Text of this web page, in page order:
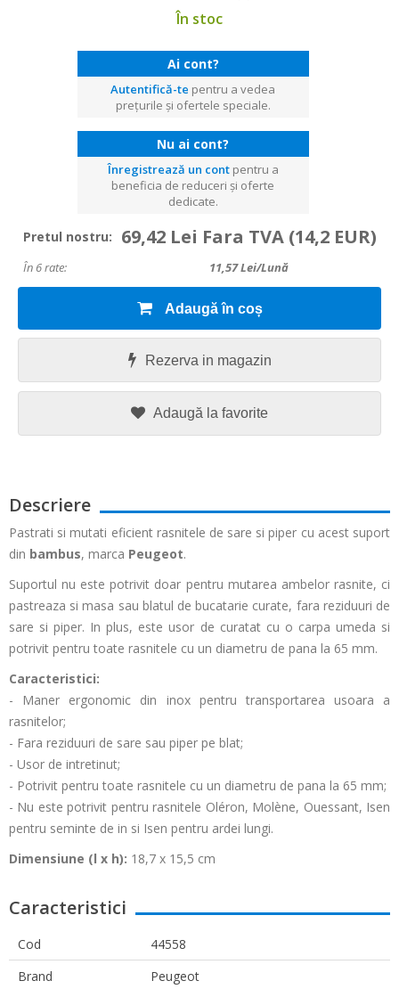
În stoc
Ai cont?
Autentifică-te pentru a vedea
prețurile și ofertele speciale.
Nu ai cont?
Înregistrează un contpentru a
beneficia de reduceri și oferte
dedicate.
Pretul nostru: 69,42 Lei Fara TVA (14,2 EUR)
În 6 rate: 11,57Lei/lună
Adaugă în coș
Rezerva in magazin
Adaugă la favorite
Descriere
Pastrati si mutati eficient rasnitele de sare si piper cu acest suport
din bambus, marca Peugeot.
Suportul nu este potrivit doar pentru mutarea ambelor rasnite, ci
pastreaza si masa sau blatul de bucatarie curate, fara reziduuri de
sare si piper. In plus, este usor de curatat cu o carpa umeda si
potrivit pentru toate rasnitele cu un diametru de pana la 65 mm.
Caracteristici:
- Maner ergonomic din inox pentru transportarea usoara a
rasnitelor;
- Fara reziduuri de sare sau piper pe blat;
- Usor de intretinut;
- Potrivit pentru toate rasnitele cu un diametru de pana la 65 mm;
- Nu este potrivit pentru rasnitele Oléron, Molène, Ouessant, Isen
pentru seminte de in si Isen pentru ardei lungi.
Dimensiune (l x h): 18,7 x 15,5 cm
Caracteristici
Cod
44558
Brand
Peugeot